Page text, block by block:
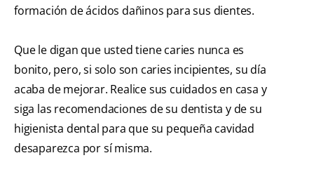
formación de ácidos dañinos para sus dientes.
Que le digan que usted tiene caries nunca es
bonito, pero, si solo son caries incipientes, su día
acaba de mejorar. Realice sus cuidados en casa y
siga las recomendaciones de su dentista y de su
higienista dental para que su pequeña cavidad
desaparezca por sí misma.